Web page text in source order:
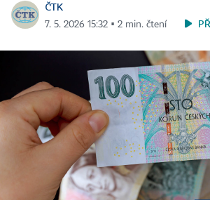
ČTK
7. 5. 2026 15:32 ▪ 2 min. čtení